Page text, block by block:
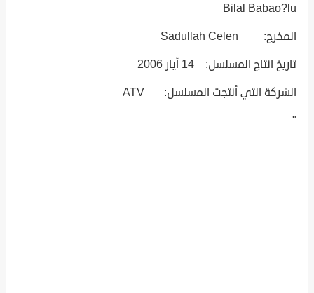
Bilal Babao?lu
المخرج: Sadullah Celen
تاريخ انتاج المسلسل: 14 أيار 2006
الشركة التي أنتجت المسلسل: ATV
"